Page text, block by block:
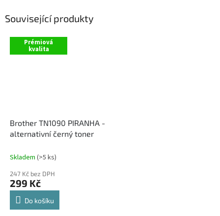
Související produkty
Prémiová
kvalita
Brother TN1090 PIRANHA -
alternativní černý toner
Skladem (>5 ks)
247 Kč bez DPH
299 Kč
Do košíku